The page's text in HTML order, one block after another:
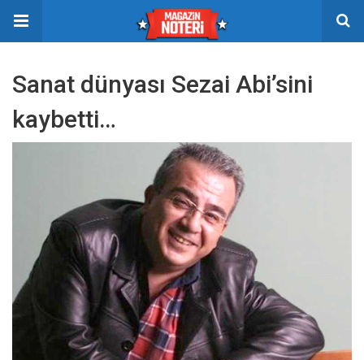
Sanat dünyası Sezai Abi’sini
kaybetti…